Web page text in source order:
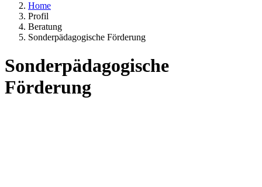
Home
Profil
Beratung
Sonderpädagogische Förderung
Sonderpädagogische
Förderung